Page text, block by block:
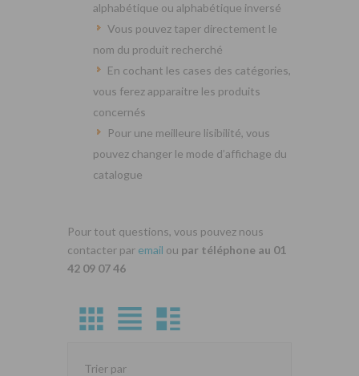
alphabétique ou alphabétique inversé
Vous pouvez taper directement le
nom du produit recherché
En cochant les cases des catégories,
vous ferez apparaitre les produits
concernés
Pour une meilleure lisibilité, vous
pouvez changer le mode d’affichage du
catalogue
Pour tout questions, vous pouvez nous
contacter par email ou par téléphone au 01
42 09 07 46
Trier par